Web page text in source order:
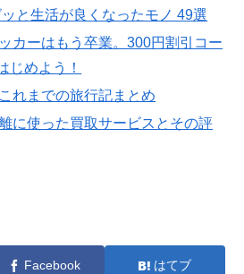
と生活が良くなったモノ 49選
カーはもう卒業。300円割引コー
じめよう！
れまでの旅行記まとめ
に使った買取サービスとその評
Facebook はてブ